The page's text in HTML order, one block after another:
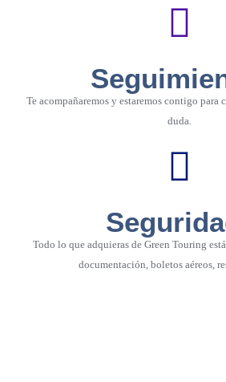
Te acompañaremos y estaremos contigo
duda.
Todo lo que adquieras de Green Touring
documentación, boletos aéreos,